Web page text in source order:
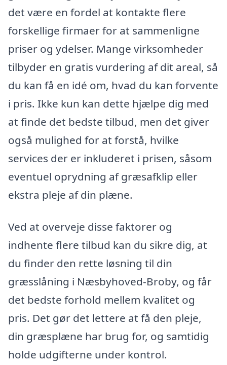
det være en fordel at kontakte flere
forskellige firmaer for at sammenligne
priser og ydelser. Mange virksomheder
tilbyder en gratis vurdering af dit areal, så
du kan få en idé om, hvad du kan forvente
i pris. Ikke kun kan dette hjælpe dig med
at finde det bedste tilbud, men det giver
også mulighed for at forstå, hvilke
services der er inkluderet i prisen, såsom
eventuel oprydning af græsafklip eller
ekstra pleje af din plæne.
Ved at overveje disse faktorer og
indhente flere tilbud kan du sikre dig, at
du finder den rette løsning til din
græsslåning i Næsbyhoved-Broby, og får
det bedste forhold mellem kvalitet og
pris. Det gør det lettere at få den pleje,
din græsplæne har brug for, og samtidig
holde udgifterne under kontrol.